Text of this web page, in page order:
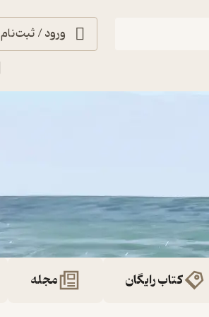
ورود / ثبت‌نام
کتاب رایگان مجله